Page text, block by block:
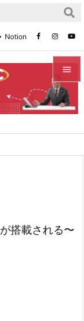


メニュ

検索
Notion
搭載される〜